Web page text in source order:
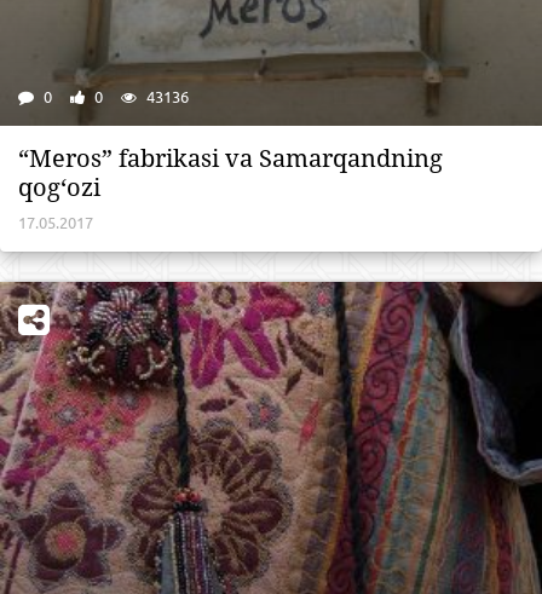
0 0 43136
“Meros” fabrikasi va Samarqandning
qog‘ozi
17.05.2017